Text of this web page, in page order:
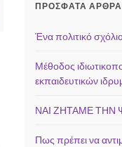
ΠΡΌΣΦΑΤΑ ΆΡΘΡΑ
Ένα πολιτικό
Μέθοδος
εκπαιδευτικών
ΝΑΙ ΖΗΤΑΜΕ ΤΗΝ
Πως πρέπει να